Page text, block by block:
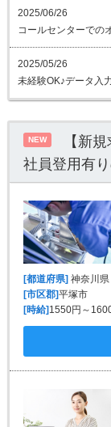
2025/06/26
コールセンターでの
2025/05/26
未経験OK♪データ入
NEW
【新
社員登用有
[都道府県] 神奈川県
[市区郡]平塚市
[時給] 1550円～